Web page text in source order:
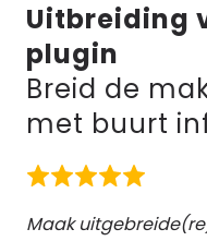
Uitbreiding
plugin
Breid de
met buurt
Maak